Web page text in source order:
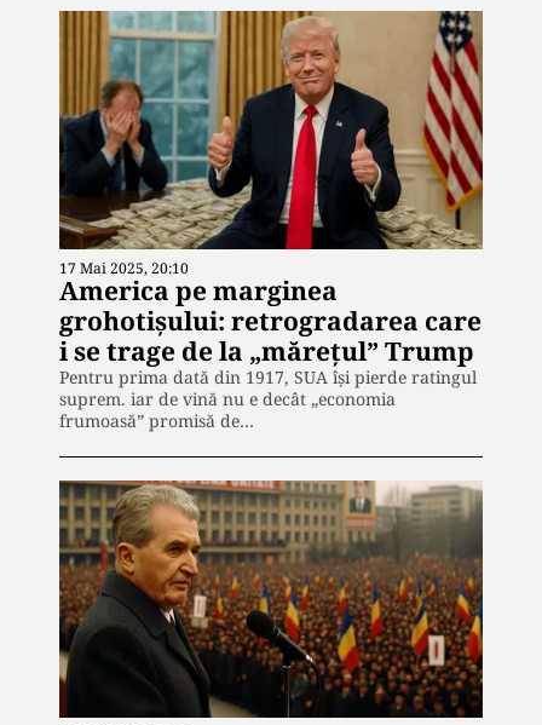
17 Mai 2025, 20:10
America pe marginea
grohotișului: retrogradarea care
i se trage de la „mărețul” Trump
Pentru prima dată din 1917, SUA își pierde ratingul
suprem. iar de vină nu e decât „economia
frumoasă” promisă de…